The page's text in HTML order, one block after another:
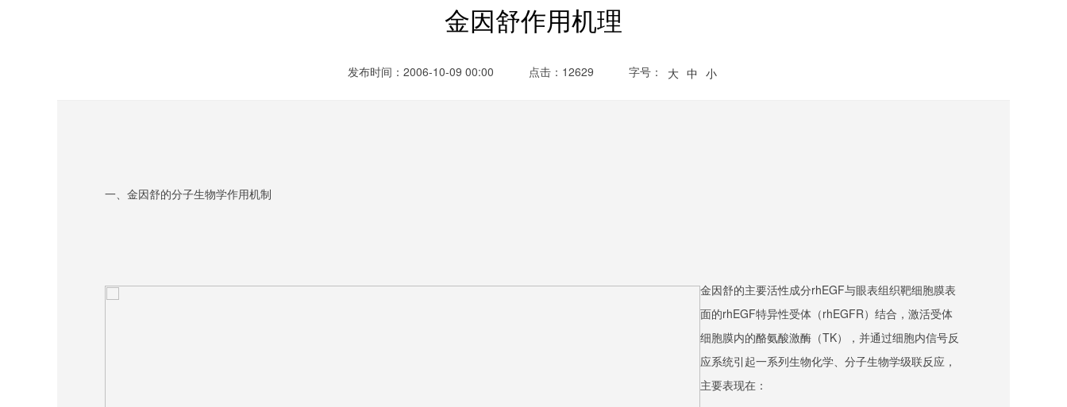
金因舒作用机理
发布时间：2006-10-09 00:00 点击：12629 字号： 大 中 小
一、金因舒的分子生物学作用机制
金因舒的主要活性成分rhEGF与眼表组织靶细胞膜表
面的rhEGF特异性受体（rhEGFR）结合，激活受体
细胞膜内的酪氨酸激酶（TK），并通过细胞内信号反
应系统引起一系列生物化学、分子生物学级联反应，
主要表现在：